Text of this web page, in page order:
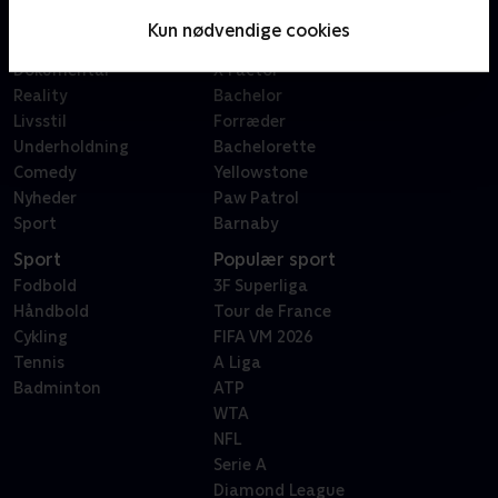
Kun nødvendige cookies
Dokumentar
Reality
Livsstil
Underholdning
Comedy
Nyheder
Sport
Badehotellet
Sygeplejeskolen
X Factor
Bachelor
Forræder
Bachelorette
Yellowstone
Paw Patrol
Barnaby
Sport
Fodbold
Håndbold
Cykling
Tennis
Badminton
Populær sport
3F Superliga
Tour de France
FIFA VM 2026
A Liga
ATP
WTA
NFL
Serie A
Diamond League